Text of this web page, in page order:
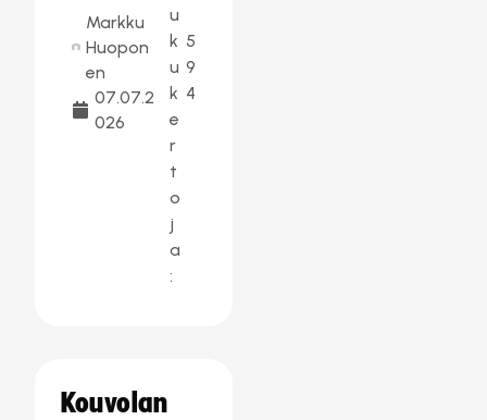
Markku
Huopon
en
07.07.2
026
u
k
u
k
e
r
t
o
j
a
:
5
9
4
Kouvolan